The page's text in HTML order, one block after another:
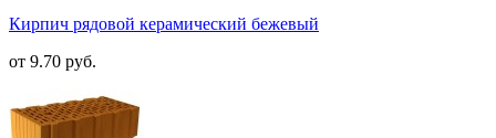
Кирпич рядовой керамический бежевый
от 9.70 руб.